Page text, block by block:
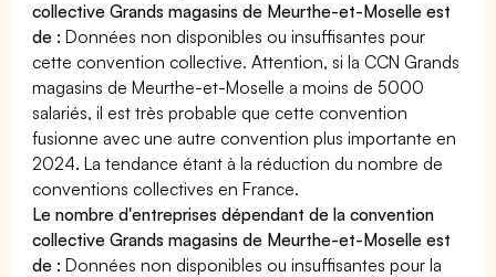
collective Grands magasins de Meurthe-et-Moselle est
de :Données non disponibles ou insuffisantes pour
cette convention collective. Attention, si la CCN Grands
magasins de Meurthe-et-Moselle a moins de 5000
salariés, il est très probable que cette convention
fusionne avec une autre convention plus importante en
2024. La tendance étant à la réduction du nombre de
conventions collectives en France.
Le nombre d'entreprises dépendant de la convention
collective Grands magasins de Meurthe-et-Moselle est
de :Données non disponibles ou insuffisantes pour la